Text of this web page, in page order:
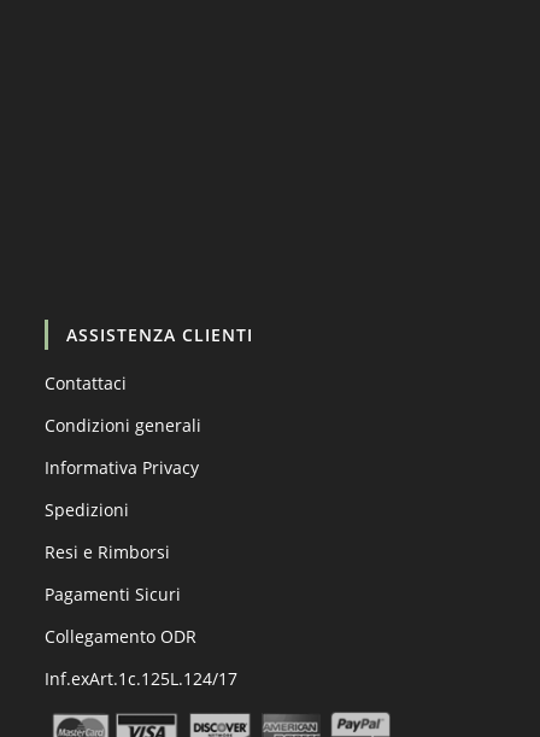
ASSISTENZA CLIENTI
Contattaci
Condizioni generali
Informativa Privacy
Spedizioni
Resi e Rimborsi
Pagamenti Sicuri
Collegamento ODR
Inf.exArt.1c.125L.124/17